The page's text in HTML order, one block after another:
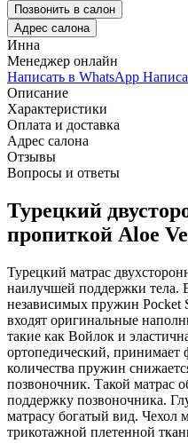
Позвонить в салон
Адрес салона
Инна
Менеджер онлайн
Написать в WhatsApp
Описание
Характеристики
Оплата и доставка
Адрес салона
Отзывы
Вопросы и ответы
Турецкий
пропиткой Aloe
Турецкий матрас
наилучшей поддержки тела.
независимых пружин Pocket
входят оригинальные
такие как Войлок и
ортопедический, принимает
количества пружин
позвоночник. Такой матрас
поддержку позвоночника.
матрасу богатый вид. Чехол
трикотажной плетенной